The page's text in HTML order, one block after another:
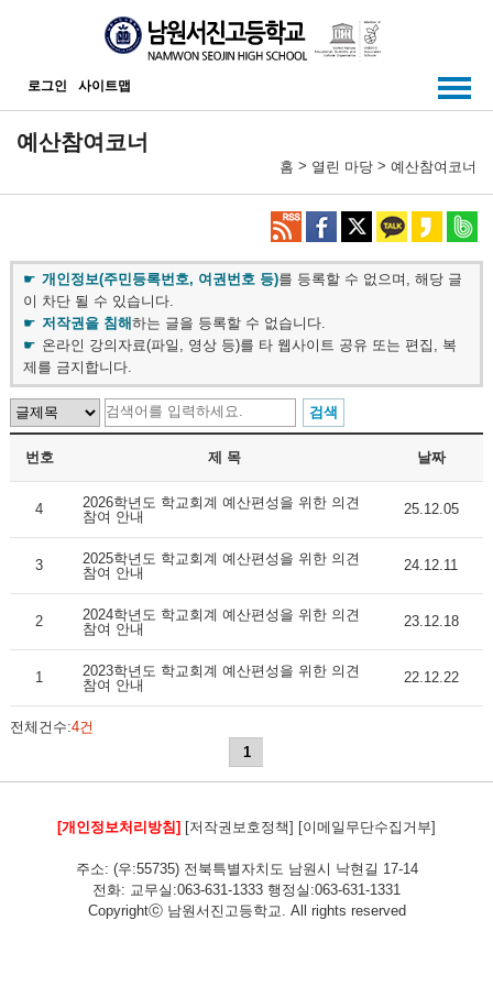
로그인 사이트맵
예산참여코너
홈 > 열린 마당 > 예산참여코너
개인정보(주민등록번호, 여권번호 등)를 등록할 수 없으며, 해당 글
이 차단 될 수 있습니다.
저작권을 침해하는 글을 등록할 수 없습니다.
온라인 강의자료(파일, 영상 등)를 타 웹사이트 공유 또는 편집, 복
제를 금지합니다.
번호 제 목 날짜
4
2026학년도 학교회계 예산편성을 위한 의견
참여 안내
25.12.05
3
2025학년도 학교회계 예산편성을 위한 의견
참여 안내
24.12.11
2
2024학년도 학교회계 예산편성을 위한 의견
참여 안내
23.12.18
1
2023학년도 학교회계 예산편성을 위한 의견
참여 안내
22.12.22
전체건수:4건
1
[개인정보처리방침] [저작권보호정책] [이메일무단수집거부]
주소: (우:55735) 전북특별자치도 남원시 낙현길 17-14
전화: 교무실:063-631-1333 행정실:063-631-1331
Copyrightⓒ 남원서진고등학교. All rights reserved